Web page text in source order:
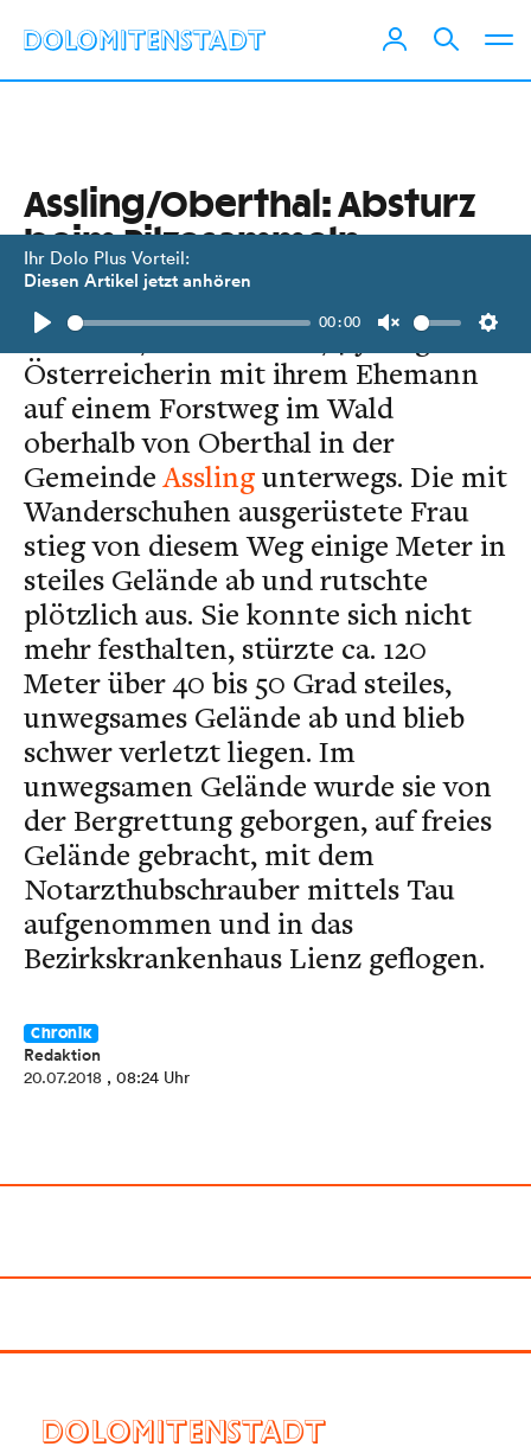
Ihr Dolo Plus Vorteil:
Diesen Artikel jetzt anhören
Play
00:00
Unmute
Assling/Oberthal: Absturz
beim Pilzesammeln
Um Pilze zu sammeln waren am 19.
Juli um 17:00 Uhr eine 74-jährige
Österreicherin mit ihrem Ehemann
auf einem Forstweg im Wald
oberhalb von Oberthal in der
GemeindeAsslingunterwegs. Die mit
Wanderschuhen ausgerüstete Frau
stieg von diesem Weg einige Meter in
steiles Gelände ab und rutschte
plötzlich aus. Sie konnte sich nicht
mehr festhalten, stürzte ca. 120
Meter über 40 bis 50 Grad steiles,
unwegsames Gelände ab und blieb
schwer verletzt liegen. Im
unwegsamen Gelände wurde sie von
der Bergrettung geborgen, auf freies
Gelände gebracht, mit dem
Notarzthubschrauber mittels Tau
aufgenommen und in das
Bezirkskrankenhaus Lienz geflogen.
Chronik
Redaktion
20.07.2018 , 08:24 Uhr
DOLOMITENSTADT